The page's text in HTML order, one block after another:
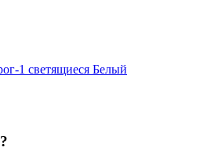
1 светящиеся Белый